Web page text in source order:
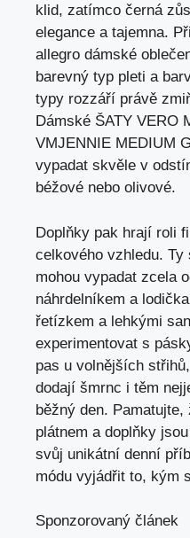
klid, zatímco černá
elegance a tajemna.
allegro dámské
barevný typ pleti a
typy rozzáří právě
Dámské ŠATY VERO
VMJENNIE MEDIUM
vypadat skvěle v
béžové nebo olivové.
Doplňky pak hrají roli
celkového vzhledu.
mohou vypadat zcela
náhrdelníkem a
řetízkem a lehkými
experimentovat s
pas u volnějších
dodají šmrnc i těm
běžný den.
plátnem a doplňky
svůj unikátní denní
módu vyjádřit to, kým
Sponzorovaný článek